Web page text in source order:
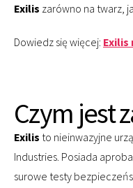
Exilis zarówno na twarz,
Dowiedz się więcej: Exilis
Czym jest
Exilis to nieinwazyjne
Industries. Posiada
surowe testy